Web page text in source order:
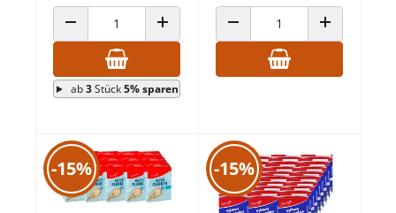
ANZAHL VERRINGERNANZAHL ERHÖHEN
ab3Stück5% sparen
ANZAHL VERRINGERNANZAHL
-15% -15%